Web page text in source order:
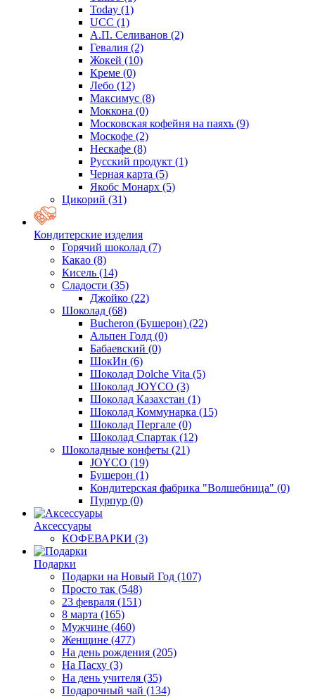
Today (1)
UCC (1)
А.П. Селиванов (2)
Гевалия (2)
Жокей (10)
Креме (0)
Лебо (12)
Максимус (8)
Моккона (0)
Московская кофейня на паяхъ (9)
Москофе (2)
Нескафе (8)
Русский продукт (1)
Черная карта (5)
Якобс Монарх (5)
Цикорий (31)
Кондитерские изделия
Горячий шоколад (7)
Какао (8)
Кисель (14)
Сладости (35)
Джойко (22)
Шоколад (68)
Bucheron (Бушерон) (22)
Альпен Голд (0)
Бабаевский (0)
ШокИн (6)
Шоколад Dolche Vita (5)
Шоколад JOYCO (3)
Шоколад Казахстан (1)
Шоколад Коммунарка (15)
Шоколад Пергале (0)
Шоколад Спартак (12)
Шоколадные конфеты (21)
JOYCO (19)
Бушерон (1)
Кондитерская фабрика "Волшебница" (0)
Пурпур (0)
Аксессуары
КОФЕВАРКИ (3)
Подарки
Подарки на Новый Год (107)
Просто так (548)
23 февраля (151)
8 марта (165)
Мужчине (460)
Женщине (477)
На день рождения (205)
На Пасху (3)
На день учителя (35)
Подарочный чай (134)